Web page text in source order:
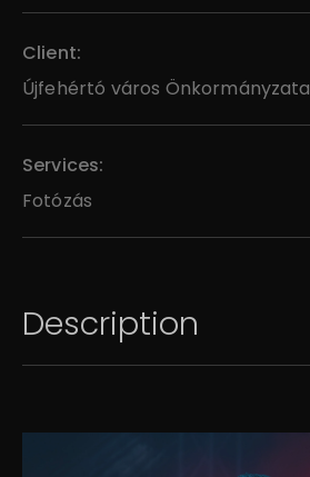
Client:
Újfehértó város Önkormányzata
Services:
Fotózás
Description